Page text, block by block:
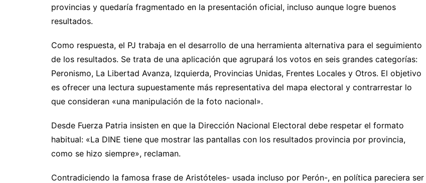
provincias y quedaría fragmentado en la presentación oficial, incluso aunque logre buenos
resultados.
Como respuesta, el PJ trabaja en el desarrollo de una herramienta alternativa para el seguimiento
de los resultados. Se trata de una aplicación que agrupará los votos en seis grandes categorías:
Peronismo, La Libertad Avanza, Izquierda, Provincias Unidas, Frentes Locales y Otros. El objetivo
es ofrecer una lectura supuestamente más representativa del mapa electoral y contrarrestar lo
que consideran «una manipulación de la foto nacional».
Desde Fuerza Patria insisten en que la Dirección Nacional Electoral debe respetar el formato
habitual: «La DINE tiene que mostrar las pantallas con los resultados provincia por provincia,
como se hizo siempre», reclaman.
Contradiciendo la famosa frase de Aristóteles- usada incluso por Perón-, en política pareciera ser